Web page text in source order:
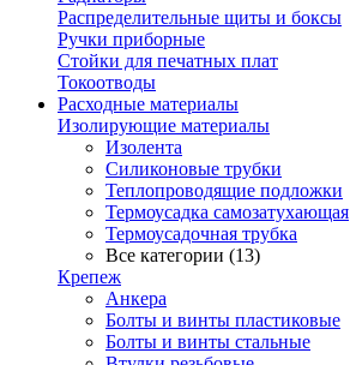
Распределительные щиты и боксы
Ручки приборные
Стойки для печатных плат
Токоотводы
Расходные материалы
Изолирующие материалы
Изолента
Силиконовые трубки
Теплопроводящие подложки
Термоусадка самозатухающая
Термоусадочная трубка
Все категории (13)
Крепеж
Анкера
Болты и винты пластиковые
Болты и винты стальные